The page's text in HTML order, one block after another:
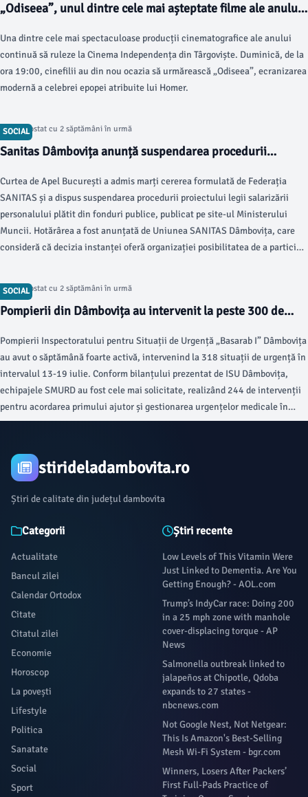
„Odiseea”, unul dintre cele mai așteptate filme ale anului,
Una dintre cele mai spectaculoase producții cinematografice ale anului
continuă să ruleze la Cinema Independența din Târgoviște. Duminică, de la
ora 19:00, cinefilii au din nou ocazia să urmărească „Odiseea”, ecranizarea
modernă a celebrei epopei atribuite lui Homer.
SOCIAL
Articol postat cu 2 săptămâni în urmă
Sanitas Dâmbovița anunță suspendarea procedurii
București
Curtea de Apel București a admis marți cererea formulată de Federația
SANITAS și a dispus suspendarea procedurii proiectului legii salarizării
personalului plătit din fonduri publice, publicat pe site-ul Ministerului
Muncii. Hotărârea a fost anunțată de Uniunea SANITAS Dâmbovița, care
consideră că decizia instanței oferă organizației posibilitatea de a participa
SOCIAL
Articol postat cu 2 săptămâni în urmă
Pompierii din Dâmbovița au intervenit la peste 300 de
Pompierii Inspectoratului pentru Situații de Urgență „Basarab I” Dâmbovița
au avut o săptămână foarte activă, intervenind la 318 situații de urgență în
intervalul 13-19 iulie. Conform bilanțului prezentat de ISU Dâmbovița,
echipajele SMURD au fost cele mai solicitate, realizând 244 de intervenții
pentru acordarea primului ajutor și gestionarea urgențelor medicale în
județ.
stirideladambovita.ro
Știri de calitate din județul dambovita
Categorii
Actualitate
Bancul zilei
Calendar Ortodox
Citate
Citatul zilei
Economie
Horoscop
La povești
Lifestyle
Politica
Sanatate
Social
Sport
Știri recente
Low Levels of This Vitamin Were
Just Linked to Dementia. Are You
Getting Enough? - AOL.com
Trump’s IndyCar race: Doing 200
in a 25 mph zone with manhole
cover-displacing torque - AP
News
Salmonella outbreak linked to
jalapeños at Chipotle, Qdoba
expands to 27 states -
nbcnews.com
Not Google Nest, Not Netgear:
This Is Amazon's Best-Selling
Mesh Wi-Fi System - bgr.com
Winners, Losers After Packers’
First Full-Pads Practice of